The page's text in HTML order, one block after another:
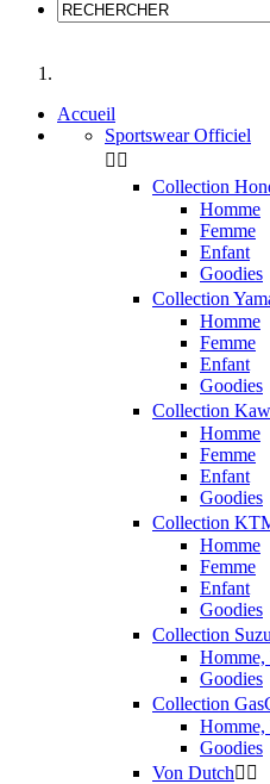
Accueil
Sportswear Officiel
 
Collection
Homme
Femme
Enfant
Goodies
Collection
Homme
Femme
Enfant
Goodies
Collection
Homme
Femme
Enfant
Goodies
Collection
Homme
Femme
Enfant
Goodies
Collection
Homme,
Goodies
Collection
Homme,
Goodies
Von Dutch 